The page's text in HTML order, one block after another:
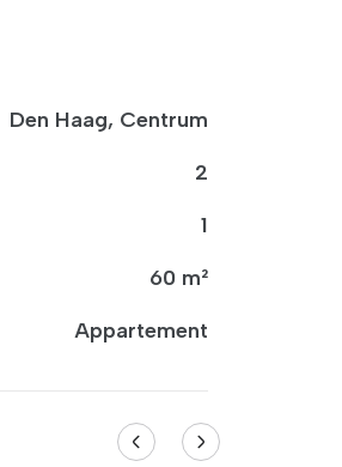
Den Haag, Centrum
2
1
60 m²
Appartement